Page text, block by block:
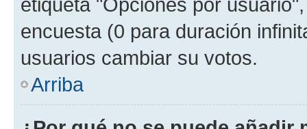
encuesta (0 para duración
usuarios cambiar su votos.
Arriba